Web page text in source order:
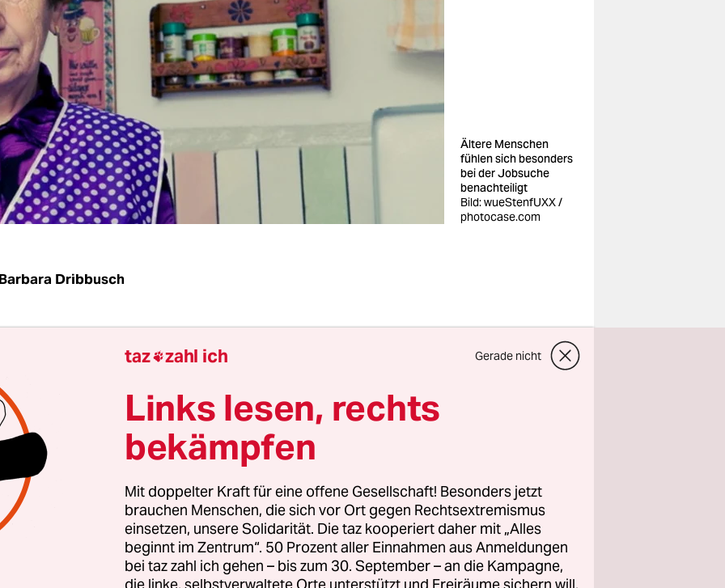
Ältere Menschen
fühlen sich besonders
bei der Jobsuche
benachteiligt
Bild: wueStenfUXX /
photocase.com
Barbara Dribbusch
Die Altersdiskriminierung hat viele Gesichter. Im Berliner
zum Beispiel bleiben ganz junge Frauen
"wir nur Leute ab 21 reinlassen", beschied ein Türsteher
Blondine. Die reife Mutter des Mädchens war allerdings
vorher auch abgewiesen worden; hier das Alter offen als
zu nennen, hatte der Türmann nicht gewagt.
Ausschluss- oder Einschlusskriterium ist eine Frage des
Mehr Junge als Alte fühlen sich wegen ihres Alters
ergab eine Umfrage im Auftrag der
(ADS) des Bundes, die am Montag
taz zahl ich Gerade nicht
Links lesen, rechts
bekämpfen
Mit doppelter Kraft für eine offene Gesellschaft! Besonders jetzt
brauchen Menschen, die sich vor Ort gegen Rechtsextremismus
einsetzen, unsere Solidarität. Die taz kooperiert daher mit „Alles
beginnt im Zentrum“. 50 Prozent aller Einnahmen aus Anmeldungen
bei taz zahl ich gehen – bis zum 30. September – an die Kampagne,
die linke, selbstverwaltete Orte unterstützt und Freiräume sichern will,